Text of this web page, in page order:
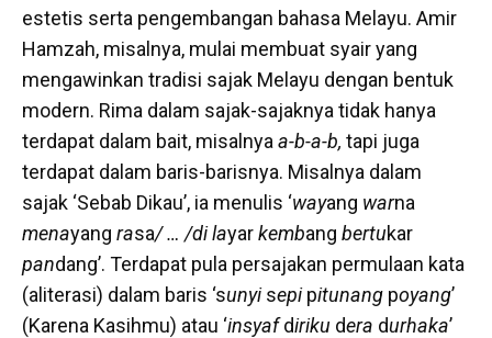
estetis serta pengembangan bahasa Melayu. Amir
Hamzah, misalnya, mulai membuat syair yang
mengawinkan tradisi sajak Melayu dengan bentuk
modern. Rima dalam sajak-sajaknya tidak hanya
terdapat dalam bait, misalnya a-b-a-b, tapi juga
terdapat dalam baris-barisnya. Misalnya dalam
sajak ‘Sebab Dikau’, ia menulis ‘wayang warna
menayang rasa/ … /di layarkembang bertukar
pandang’. Terdapat pula persajakan permulaan kata
(aliterasi) dalam baris ‘sunyisepipitunang poyang’
(Karena Kasihmu) atau ‘insyafdiriku dera durhaka’